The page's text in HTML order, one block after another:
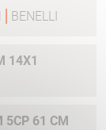
BENELLI
14X1
5CP 61 CM